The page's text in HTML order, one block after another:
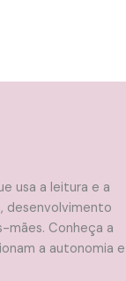
usa a leitura e a
desenvolvimento
mães. Conheça a
a autonomia e